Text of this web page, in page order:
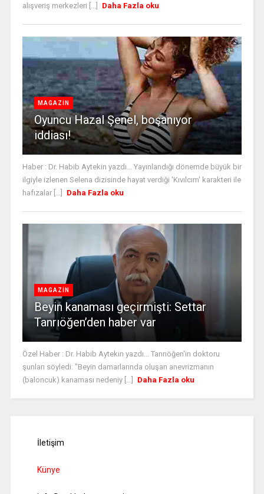
alışveriş merkezleri [...]
Daha Fazla oku
MAGAZİN
Oyuncu Hazal Şenel, boşanıyor
iddiası!
Haber : Dr. Habib Aytekin yazdı... Yayınlandığı dönemde büyük bir
ilgiyle izlenen Selena dizisinde hayat verdiği 'Kıvılcım' karakteri ile
hafızalar [...]
Daha Fazla oku
MAGAZİN
Beyin kanaması geçirmişti: Settar
Tanrıöğen’den haber var
Özel Haber : Dr. Habib Aytekin yazdı... Tanrıöğen'in doktoru
şunları söyledi: "Beyin damarlarında oluşan anevrizmanın
(baloncuk) kanaması nedeniy [...]
Daha Fazla oku
İletişim
Künye